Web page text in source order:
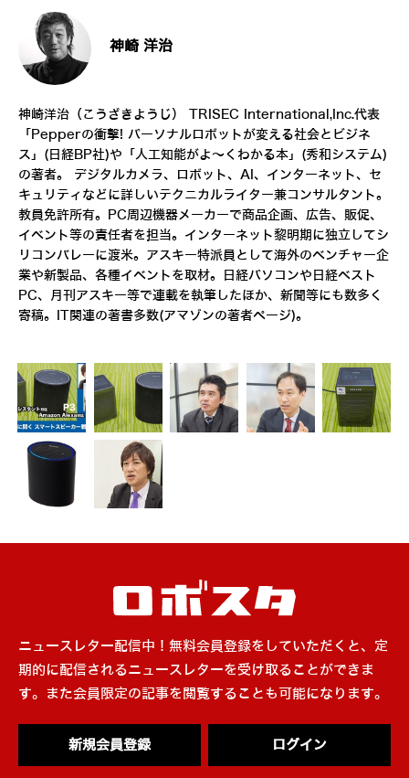
神崎 洋治
神崎洋治（こうざきようじ） TRISEC International,Inc.代表
「 Pepperの衝撃! パーソナルロボットが変える社会とビジネ
ス 」(日経BP社)や「 人工知能がよ～くわかる本 」(秀和システム)
の著者。 デジタルカメラ、ロボット、AI、インターネット、セ
キュリティなどに詳しいテクニカルライター兼コンサルタント。
教員免許所有。PC周辺機器メーカーで商品企画、広告、販促、
イベント等の責任者を担当。インターネット黎明期に独立してシ
リコンバレーに渡米。アスキー特派員として海外のベンチャー企
業や新製品、各種イベントを取材。日経パソコンや日経ベスト
PC、月刊アスキー等で連載を執筆したほか、新聞等にも数多く
寄稿。IT関連の著書多数(アマゾンの著者ページ)。
ニュースレター配信中！無料会員登録をしていただくと、定
期的に配信されるニュースレターを受け取ることができま
す。また会員限定の記事を閲覧することも可能になります。
新規会員登録 ログイン